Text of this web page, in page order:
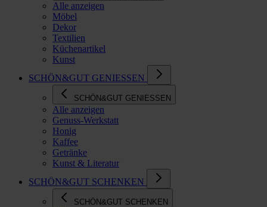
Alle anzeigen
Möbel
Dekor
Textilien
Küchenartikel
Kunst
SCHÖN&GUT GENIESSEN
SCHÖN&GUT GENIESSEN
Alle anzeigen
Genuss-Werkstatt
Honig
Kaffee
Getränke
Kunst & Literatur
SCHÖN&GUT SCHENKEN
SCHÖN&GUT SCHENKEN